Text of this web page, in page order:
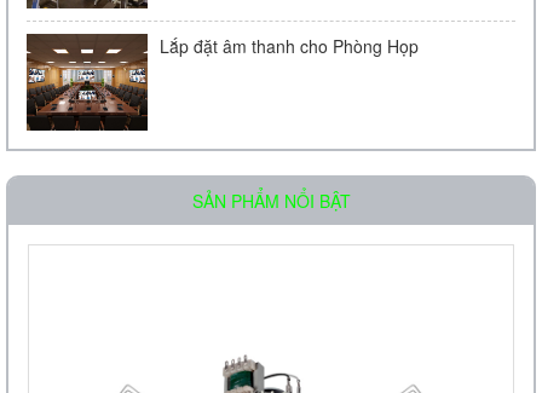
Lắp đặt âm thanh cho Phòng Họp
SẢN PHẨM NỔI BẬT